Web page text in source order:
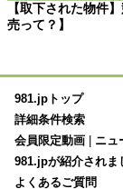
【取下された物件
売って？】
981.jpトップ
詳細条件検索
会員限定動画
ニュ
981.jpが紹介されま
よくあるご質問